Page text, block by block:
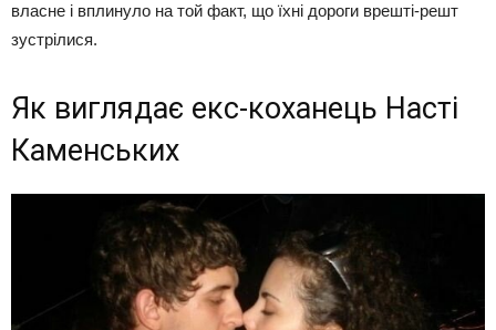
власне і вплинуло на той факт, що їхні дороги врешті-решт
зустрілися.
Як виглядає екс-коханець Насті
Каменських